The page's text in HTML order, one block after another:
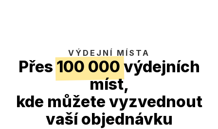
VÝDEJNÍ MÍSTA
Přes 100 000 výdejních
míst,
kde můžete vyzvednout
vaší objednávku